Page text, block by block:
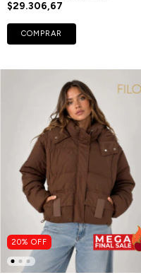
$29.306,67
COMPRAR
20% OFF